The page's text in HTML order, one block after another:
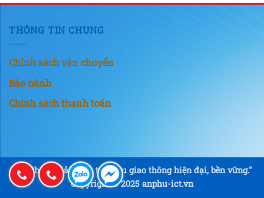
THÔNG TIN CHUNG
Chính sách vận chuyển
Bảo hành
Chính sách thanh toán
"An Phú – Giải pháp tín hiệu giao thông hiện đại, bền vững."
Copyright © 2025 anphu-ict.vn